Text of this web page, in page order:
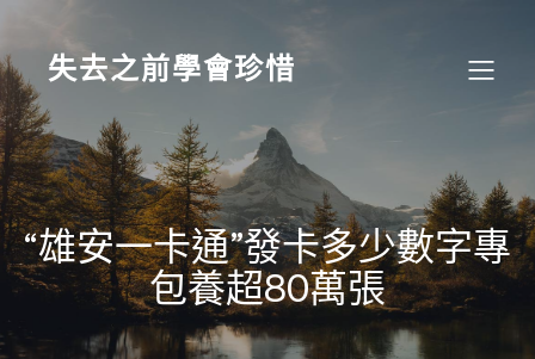
content
失去之前學會珍惜
“雄安一卡通”發卡多少數字專
包養超80萬張